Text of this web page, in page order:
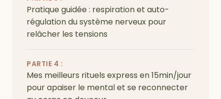
Pratique guidée : respiration et auto-
régulation du système nerveux pour
relâcher les tensions
PARTIE 4 :
Mes meilleurs rituels express en 15min/jour
pour apaiser le mental et se reconnecter